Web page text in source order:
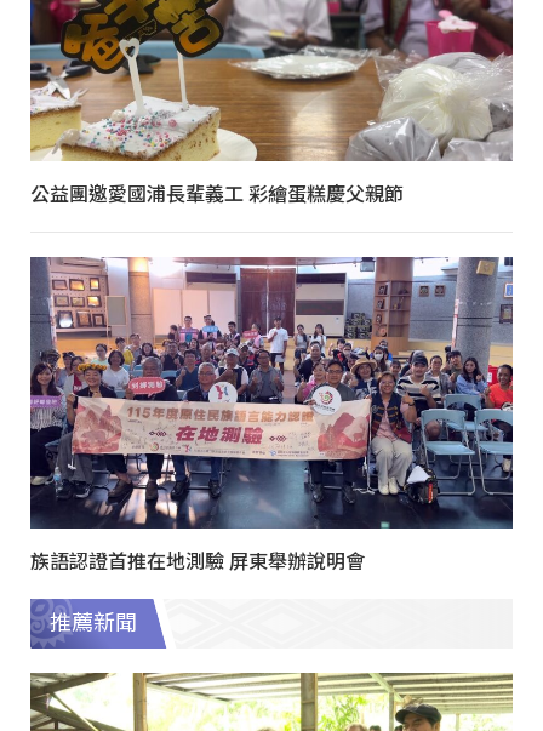
公益團邀愛國浦長輩義工 彩繪蛋糕慶父親節
族語認證首推在地測驗 屏東舉辦說明會
推薦新聞